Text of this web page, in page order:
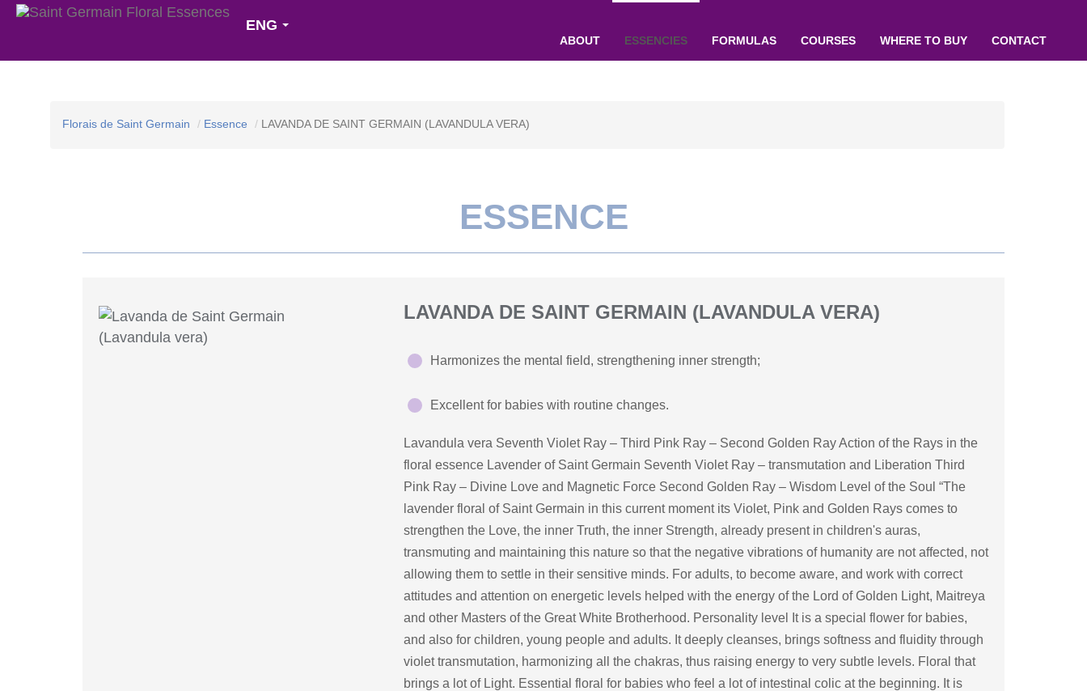
ENG
ABOUT ESSENCIES FORMULAS COURSES WHERE TO BUY CONTACT
Florais de Saint Germain Essence LAVANDA DE SAINT GERMAIN (LAVANDULA VERA)
ESSENCE
LAVANDA DE SAINT GERMAIN (LAVANDULA VERA)
Harmonizes the mental field, strengthening inner strength;
Excellent for babies with routine changes.
Lavandula vera Seventh Violet Ray – Third Pink Ray – Second Golden Ray Action of the Rays in the
floral essence Lavender of Saint Germain Seventh Violet Ray – transmutation and Liberation Third
Pink Ray – Divine Love and Magnetic Force Second Golden Ray – Wisdom Level of the Soul “The
lavender floral of Saint Germain in this current moment its Violet, Pink and Golden Rays comes to
strengthen the Love, the inner Truth, the inner Strength, already present in children's auras,
transmuting and maintaining this nature so that the negative vibrations of humanity are not affected, not
allowing them to settle in their sensitive minds. For adults, to become aware, and work with correct
attitudes and attention on energetic levels helped with the energy of the Lord of Golden Light, Maitreya
and other Masters of the Great White Brotherhood. Personality level It is a special flower for babies,
and also for children, young people and adults. It deeply cleanses, brings softness and fluidity through
violet transmutation, harmonizing all the chakras, thus raising energy to very subtle levels. Floral that
brings a lot of Light. Essential floral for babies who feel a lot of intestinal colic at the beginning. It is